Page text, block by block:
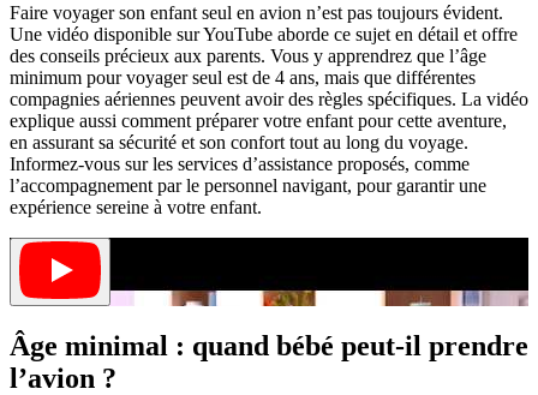
Faire voyager son enfant seul en avion n’est pas toujours évident.
Une vidéo disponible sur YouTube aborde ce sujet en détail et offre
des conseils précieux aux parents. Vous y apprendrez que l’âge
minimum pour voyager seul est de 4 ans, mais que différentes
compagnies aériennes peuvent avoir des règles spécifiques. La vidéo
explique aussi comment préparer votre enfant pour cette aventure,
en assurant sa sécurité et son confort tout au long du voyage.
Informez-vous sur les services d’assistance proposés, comme
l’accompagnement par le personnel navigant, pour garantir une
expérience sereine à votre enfant.
Âge minimal : quand bébé peut-il prendre
l’avion ?